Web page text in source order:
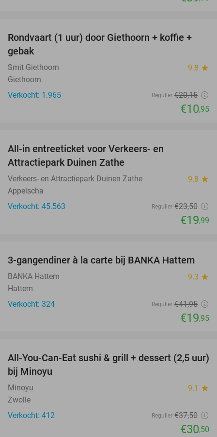
46%
Rondvaart (1 uur) door Giethoorn + koffie +
gebak
Smit Giethoorn 9.8 star
Giethoorn
Verkocht: 1.965
Regulier €20,15
€10,95
All-in entreeticket voor Verkeers- en
Attractiepark Duinen Zathe
Verkeers- en Attractiepark Duinen Zathe 9.8 star
Appelscha
Verkocht: 45.563
Regulier €23,50
€19,99
52%
3-gangendiner à la carte bij BANKA Hattem
BANKA Hattem 9.3 star
Hattem
Verkocht: 324
Regulier €41,95
€19,95
19%
All-You-Can-Eat sushi & grill + dessert (2,5 uur)
bij Minoyu
Minoyu 9.1 star
Zwolle
Verkocht: 412
Regulier €37,50
€30,50